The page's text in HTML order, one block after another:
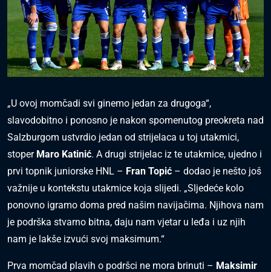
„U ovoj momčadi svi ginemo jedan za drugoga“,
slavodobitno i ponosno je nakon spomenutog preokreta nad
Salzburgom ustvrdio jedan od strijelaca u toj utakmici,
stoper Maro Katinić. A drugi strijelac iz te utakmice, ujedno i
prvi topnik juniorske HNL – Fran Topić – dodao je nešto još
važnije u kontekstu utakmice koja slijedi. „Sljedeće kolo
ponovno igramo doma pred našim navijačima. Njihova nam
je podrška stvarno bitna, daju nam vjetar u leđa i uz njih
nam je lakše izvući svoj maksimum.“
Prva momčad plavih o podršci ne mora brinuti – Maksimir